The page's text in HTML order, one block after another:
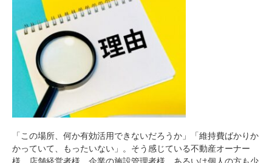
「この場所、何か有効活用できないだろうか」「維持費ばかりか
かっていて、もったいない」。そう感じている不動産オーナー